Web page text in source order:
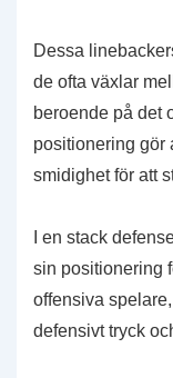
Dessa
de ofta växlar
beroende på det
positionering gör
smidighet för att
I en stack
sin positionering
offensiva
defensivt tryck